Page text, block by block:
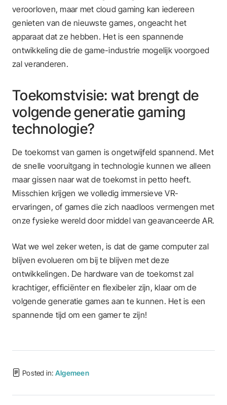
veroorloven, maar met cloud gaming kan iedereen
genieten van de nieuwste games, ongeacht het
apparaat dat ze hebben. Het is een spannende
ontwikkeling die de game-industrie mogelijk voorgoed
zal veranderen.
Toekomstvisie: wat brengt de
volgende generatie gaming
technologie?
De toekomst van gamen is ongetwijfeld spannend. Met
de snelle vooruitgang in technologie kunnen we alleen
maar gissen naar wat de toekomst in petto heeft.
Misschien krijgen we volledig immersieve VR-
ervaringen, of games die zich naadloos vermengen met
onze fysieke wereld door middel van geavanceerde AR.
Wat we wel zeker weten, is dat de game computer zal
blijven evolueren om bij te blijven met deze
ontwikkelingen. De hardware van de toekomst zal
krachtiger, efficiënter en flexibeler zijn, klaar om de
volgende generatie games aan te kunnen. Het is een
spannende tijd om een gamer te zijn!
Posted in: Algemeen